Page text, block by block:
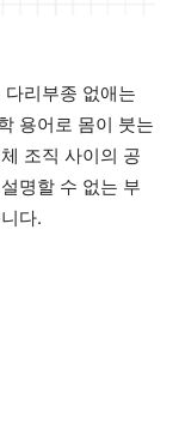
리부종 없애는
용어로 몸이 붓는
조직 사이의 공
명할 수 없는 부
다.